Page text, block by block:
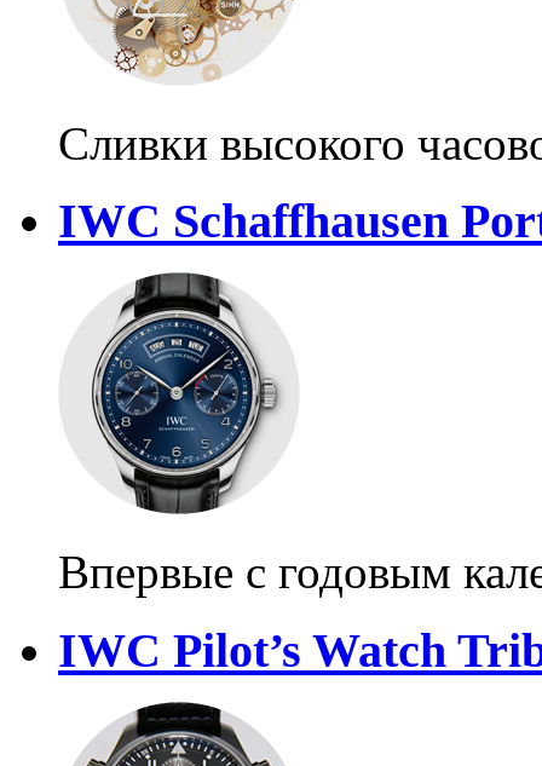
Сливки высокого
IWC Schaffhausen
Впервые с годовым
IWC Pilot’s Watch